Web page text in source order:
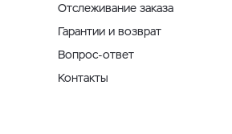
Отслеживание заказа
Гарантии и возврат
Вопрос-ответ
Контакты